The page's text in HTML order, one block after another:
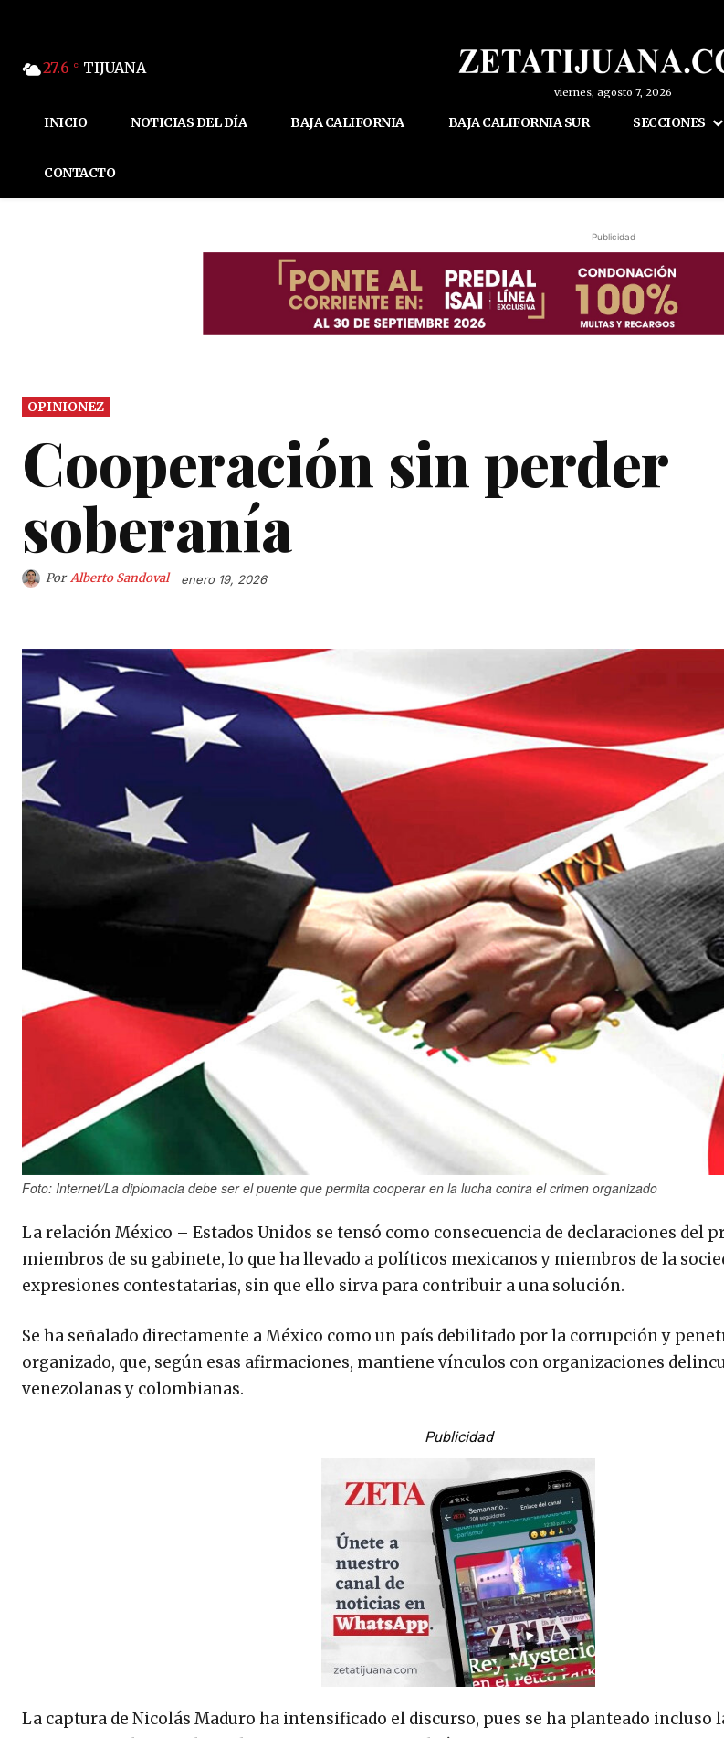
27.6 C TIJUANA
viernes, agosto 7, 2026
INICIO NOTICIAS DEL DÍA BAJA CALIFORNIA BAJA CALIFORNIA SUR SECCIONES
CONTACTO
Publicidad
OPINIONEZ
Cooperación sin perder
soberanía
Por Alberto Sandoval enero 19, 2026
Foto: Internet/La diplomacia debe ser el puente que permita cooperar en la lucha contra el crimen organizado
La relación México – Estados Unidos se tensó como consecuencia de declaraciones del
miembros de su gabinete, lo que ha llevado a políticos mexicanos y miembros de la
expresiones contestatarias, sin que ello sirva para contribuir a una solución.
Se ha señalado directamente a México como un país debilitado por la corrupción y
organizado, que, según esas afirmaciones, mantiene vínculos con organizaciones
venezolanas y colombianas.
Publicidad
La captura de Nicolás Maduro ha intensificado el discurso, pues se ha planteado incluso